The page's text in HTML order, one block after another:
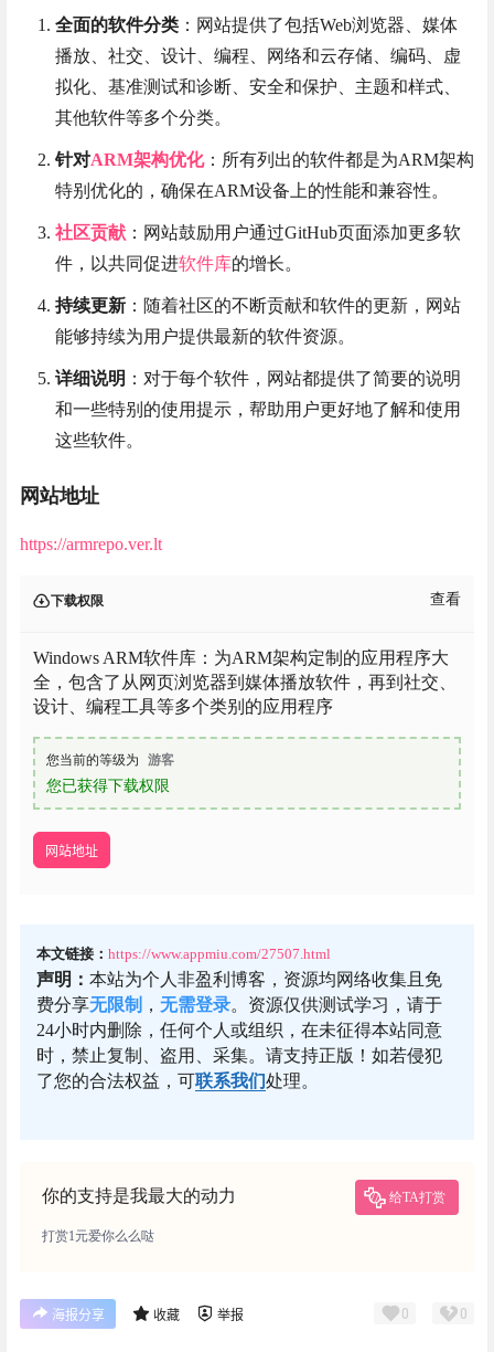
全面的软件分类 ：网站提供了包括Web浏览器、媒体
播放、社交、设计、编程、网络和云存储、编码、虚
拟化、基准测试和诊断、安全和保护、主题和样式、
其他软件等多个分类。
针对ARM架构优化：所有列出的软件都是为ARM架构
特别优化的，确保在ARM设备上的性能和兼容性。
社区贡献 ：网站鼓励用户通过GitHub页面添加更多软
件，以共同促进软件库的增长。
持续更新 ：随着社区的不断贡献和软件的更新，网站
能够持续为用户提供最新的软件资源。
详细说明 ：对于每个软件，网站都提供了简要的说明
和一些特别的使用提示，帮助用户更好地了解和使用
这些软件。
网站地址
https://armrepo.ver.lt
下载权限 查看
Windows ARM软件库：为ARM架构定制的应用程序大
全，包含了从网页浏览器到媒体播放软件，再到社交、
设计、编程工具等多个类别的应用程序
您当前的等级为 游客
您已获得下载权限
网站地址
本文链接： https://www.appmiu.com/27507.html
声明： 本站为个人非盈利博客，资源均网络收集且免
费分享无限制 ， 无需登录。资源仅供测试学习，请于
24小时内删除，任何个人或组织，在未征得本站同意
时，禁止复制、盗用、采集。请支持正版！如若侵犯
了您的合法权益，可联系我们处理。
你的支持是我最大的动力 给TA打赏
打赏1元爱你么么哒
海报分享 收藏 举报 0 0